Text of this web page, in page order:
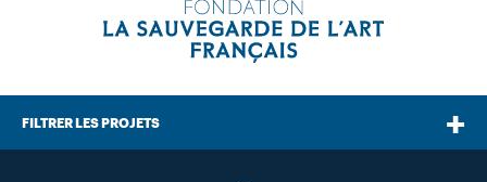
FILTRER LES PROJETS